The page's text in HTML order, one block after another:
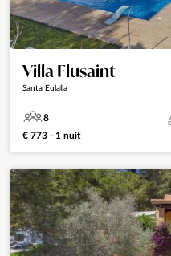
Villa Flusaint
Santa Eulalia
8
€ 773 - 1 nuit